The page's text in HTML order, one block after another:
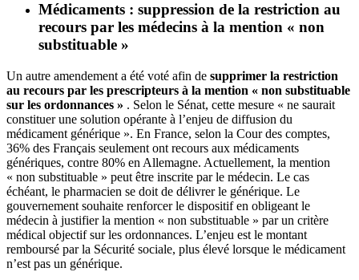
Médicaments : suppression de la restriction au
recours par les médecins à la mention « non
substituable »
Un autre amendement a été voté afin de supprimer la restriction
au recours par les prescripteurs à la mention « non substituable
sur les ordonnances » . Selon le Sénat, cette mesure « ne saurait
constituer une solution opérante à l’enjeu de diffusion du
médicament générique ». En France, selon la Cour des comptes,
36% des Français seulement ont recours aux médicaments
génériques, contre 80% en Allemagne. Actuellement, la mention
« non substituable » peut être inscrite par le médecin. Le cas
échéant, le pharmacien se doit de délivrer le générique. Le
gouvernement souhaite renforcer le dispositif en obligeant le
médecin à justifier la mention « non substituable » par un critère
médical objectif sur les ordonnances. L’enjeu est le montant
remboursé par la Sécurité sociale, plus élevé lorsque le médicament
n’est pas un générique.